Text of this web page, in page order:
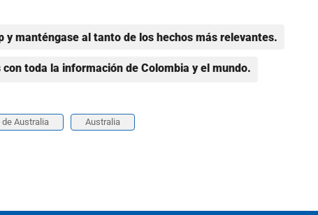
y manténgase al tanto de los hechos más relevantes.
toda la información de Colombia y el mundo.
de Australia Australia